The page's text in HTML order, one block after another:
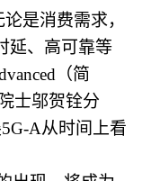
是消费需求，
延、高可靠等
（简
士邬贺铨分
A从时间上看